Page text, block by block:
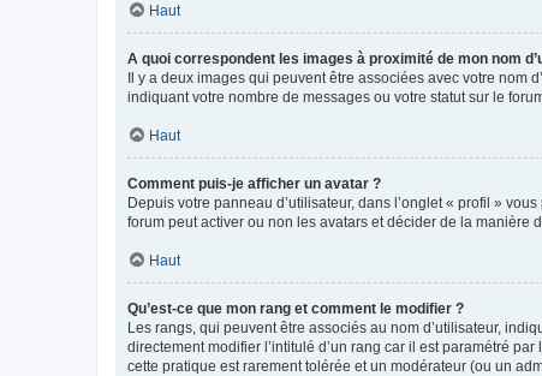
Haut
A quoi correspondent les images à proximité de mon nom
Il y a deux images qui peuvent être associées avec votre nom
indiquant votre nombre de messages ou votre statut sur le
Haut
Comment puis-je afficher un avatar ?
Depuis votre panneau d’utilisateur, dans l’onglet « profil »
forum peut activer ou non les avatars et décider de la manière
Haut
Qu’est-ce que mon rang et comment le modifier ?
Les rangs, qui peuvent être associés au nom d’utilisateur,
directement modifier l’intitulé d’un rang car il est paramétré
cette pratique est rarement tolérée et un modérateur (ou un